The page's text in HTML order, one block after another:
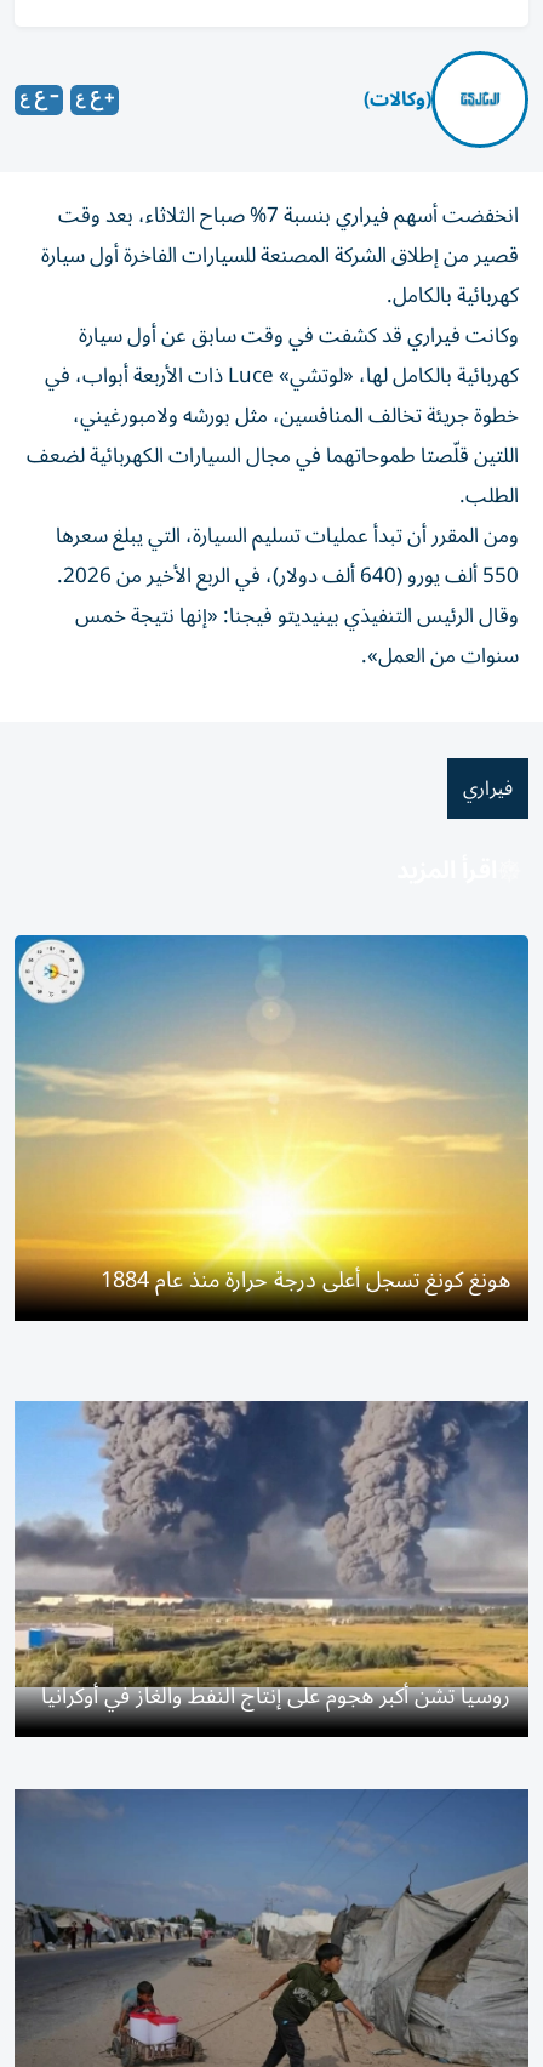
(وكالات)
انخفضت أسهم فيراري بنسبة 7% صباح الثلاثاء، بعد وقت
قصير من إطلاق الشركة المصنعة للسيارات الفاخرة أول سيارة
كهربائية بالكامل.
وكانت فيراري قد كشفت في وقت سابق عن أول سيارة
كهربائية بالكامل لها، «لوتشي» Luce ذات الأربعة أبواب، في
خطوة جريئة تخالف المنافسين، مثل بورشه ولامبورغيني،
اللتين قلّصتا طموحاتهما في مجال السيارات الكهربائية لضعف
الطلب.
ومن المقرر أن تبدأ عمليات تسليم السيارة، التي يبلغ سعرها
550 ألف يورو (640 ألف دولار)، في الربع الأخير من 2026.
وقال الرئيس التنفيذي بينيديتو فيجنا: «إنها نتيجة خمس
سنوات من العمل».
فيراري
هونغ كونغ تسجل أعلى درجة حرارة منذ عام 1884
روسيا تشن أكبر هجوم على إنتاج النفط والغاز في أوكرانيا